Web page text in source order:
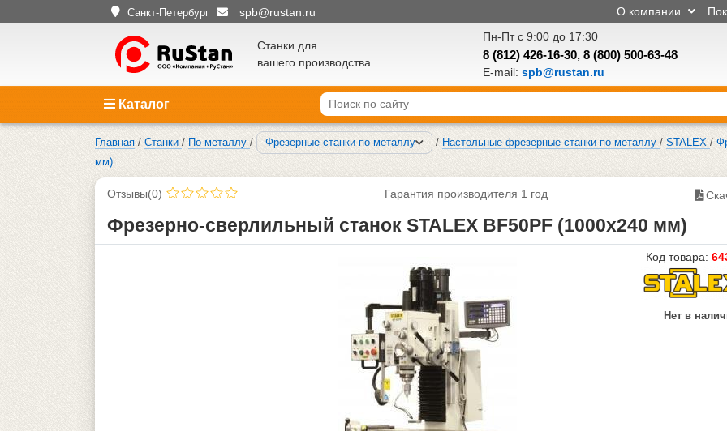
Санкт-Петербург spb@rustan.ru О компании
Станки для
вашего производства
Пн-Пт с 9:00 до 17:30
8 (812) 426-16-30, 8 (800) 500-63-48
E-mail: spb@rustan.ru
Каталог
Главная / Станки / По металлу / Фрезерные станки по металлу / Настольные фрезерные станки по металлу / STALEX /
мм)
Отзывы(0) Гарантия производителя 1 год
Фрезерно-сверлильный станок STALEX BF50PF (1000х240 мм)
Код товара:
Нет в